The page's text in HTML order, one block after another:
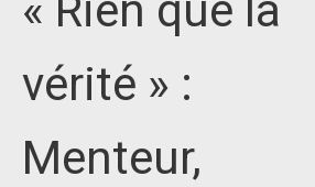
« Rien que la
vérité » :
Menteur,